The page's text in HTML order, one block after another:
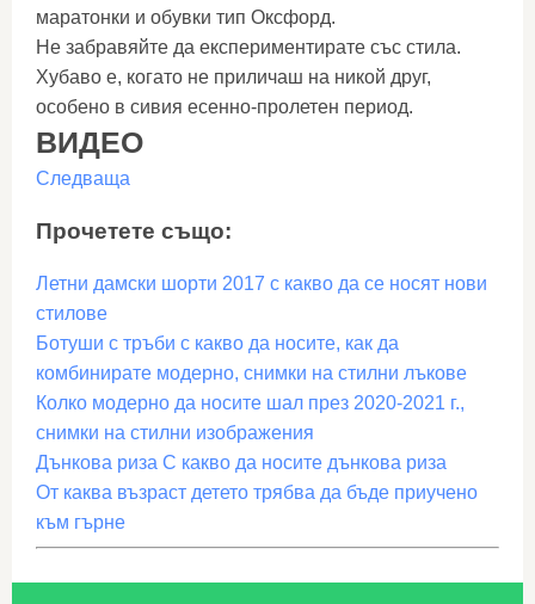
маратонки и обувки тип Оксфорд.
Не забравяйте да експериментирате със стила.
Хубаво е, когато не приличаш на никой друг,
особено в сивия есенно-пролетен период.
ВИДЕО
Следваща
Прочетете също:
Летни дамски шорти 2017 с какво да се носят нови
стилове
Ботуши с тръби с какво да носите, как да
комбинирате модерно, снимки на стилни лъкове
Колко модерно да носите шал през 2020-2021 г.,
снимки на стилни изображения
Дънкова риза С какво да носите дънкова риза
От каква възраст детето трябва да бъде приучено
към гърне